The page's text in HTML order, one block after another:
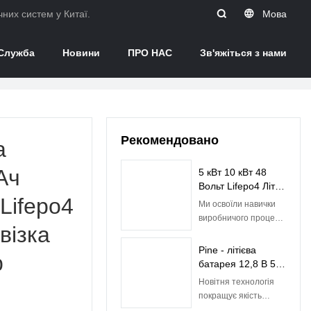
систем у Китаї. Мова
Новини ПРО НАС
Зв'яжіться з нами
Рекомендовано
5 кВт 10 кВт 48
Вольт Lifepo4 Літій-
іонна
акумуляторна
Сосна
Ми освоїли навички
виробничого процесу
енергії 5 кВт 10 кВт
Lifepo4 батареї 48 В
акумуляторної
батареї з вбудованим
Pine - літієва
батарея 12,8 В 50
Ач Батареї Lifepo4
для свинцево-
Новітня технологія
покращує якість